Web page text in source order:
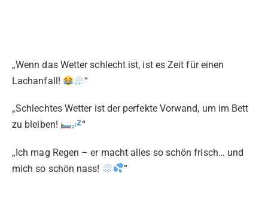
„Wenn das Wetter schlecht ist, ist es Zeit für einen
Lachanfall!
“
„Schlechtes Wetter ist der perfekte Vorwand, um im Bett
zu bleiben!
“
„Ich mag Regen – er macht alles so schön frisch… und
mich so schön nass!
“